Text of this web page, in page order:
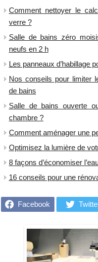
Comment nettoyer le
verre ?
Salle de bains zéro
neufs en 2 h
Les panneaux d’habillage
Nos conseils pour limiter
de bains
Salle de bains ouverte
chambre ?
​Comment aménager une
Optimisez la lumière de
8 façons d’économiser
16 conseils pour une
Facebook